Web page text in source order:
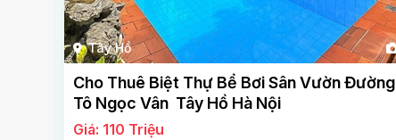
Tây Hồ
Cho Thuê Biệt Thự Bể Bơi Sân Vườn Đường
Tô Ngọc Vân Tây Hồ Hà Nội
Giá: 110 Triệu